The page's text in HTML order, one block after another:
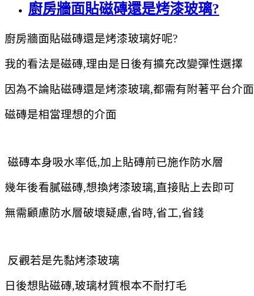
廚房牆面貼磁磚還是烤漆玻璃?
廚房牆面貼磁磚還是烤漆玻璃好呢?
我的看法是磁磚,理由是日後有擴充改變彈性選擇
因為不論貼磁磚還是烤漆玻璃,都需有附著平台介面
磁磚是相當理想的介面
磁磚本身吸水率低,加上貼磚前已施作防水層
幾年後看膩磁磚,想換烤漆玻璃,直接貼上去即可
無需顧慮防水層破壞疑慮,省時,省工,省錢
反觀若是先黏烤漆玻璃
日後想貼磁磚,玻璃材質根本不耐打毛